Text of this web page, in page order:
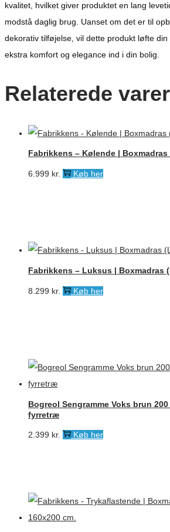
kvalitet, hvilket giver produktet en lang
modstå daglig brug. Uanset om det er til
dekorativ tilføjelse, vil dette produkt løfte
ekstra komfort og elegance ind i din bolig.
Relaterede varer
Fabrikkens – Kølende | Boxmadras
6.999 kr. Køb her
Fabrikkens – Luksus | Boxmadras
8.299 kr. Køb her
Bogreol Sengramme Voks brun
fyrretræ
2.399 kr. Køb her